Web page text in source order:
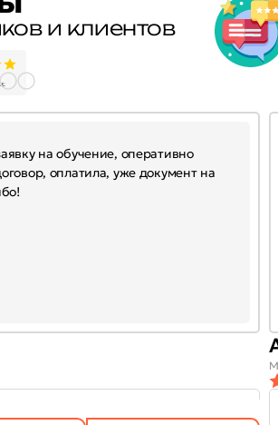
и клиентов
на обучение, оперативно
оплатила, уже документ на
ДА(746) НЕТ(21)